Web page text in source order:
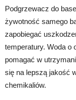
Podgrzewacz do
żywotność samego
zapobiegać
temperatury. Woda o
pomagać w
się na lepszą jakość
chemikaliów.